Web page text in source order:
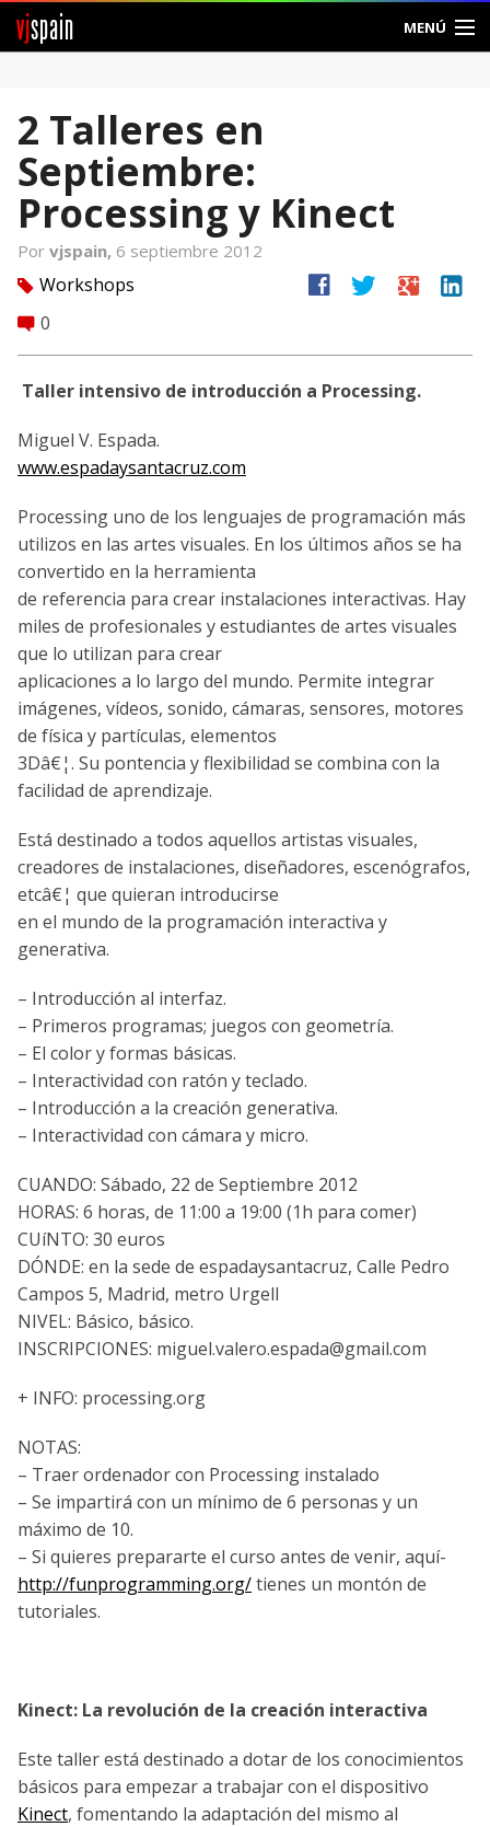
vjspain MENÚ
Foros
Noticias
Ayuda
Entrar
Crear Cuenta
2 Talleres en
Septiembre:
Processing y Kinect
Por vjspain, 6 septiembre 2012
tag Workshops
comment 0
facebook twitter google linkedin
Taller intensivo de introducción a Processing.
Miguel V. Espada.
www.espadaysantacruz.com
Processing uno de los lenguajes de programación más
utilizos en las artes visuales. En los últimos años se ha
convertido en la herramienta
de referencia para crear instalaciones interactivas. Hay
miles de profesionales y estudiantes de artes visuales
que lo utilizan para crear
aplicaciones a lo largo del mundo. Permite integrar
imágenes, ví­deos, sonido, cámaras, sensores, motores
de fí­sica y partí­culas, elementos
3Dâ€¦. Su pontencia y flexibilidad se combina con la
facilidad de aprendizaje.
Está destinado a todos aquellos artistas visuales,
creadores de instalaciones, diseñadores, escenógrafos,
etcâ€¦ que quieran introducirse
en el mundo de la programación interactiva y
generativa.
– Introducción al interfaz.
– Primeros programas; juegos con geometrí­a.
– El color y formas básicas.
– Interactividad con ratón y teclado.
– Introducción a la creación generativa.
– Interactividad con cámara y micro.
CUANDO: Sábado, 22 de Septiembre 2012
HORAS: 6 horas, de 11:00 a 19:00 (1h para comer)
CUíNTO: 30 euros
DÓNDE: en la sede de espadaysantacruz, Calle Pedro
Campos 5, Madrid, metro Urgell
NIVEL: Básico, básico.
INSCRIPCIONES: miguel.valero.espada@gmail.com
+ INFO: processing.org
NOTAS:
– Traer ordenador con Processing instalado
– Se impartirá con un mí­nimo de 6 personas y un
máximo de 10.
– Si quieres prepararte el curso antes de venir, aquí­
http://funprogramming.org/tienes un montón de
tutoriales.
Kinect: La revolución de la creación interactiva
Este taller está destinado a dotar de los conocimientos
básicos para empezar a trabajar con el dispositivo
Kinect, fomentando la adaptación del mismo al